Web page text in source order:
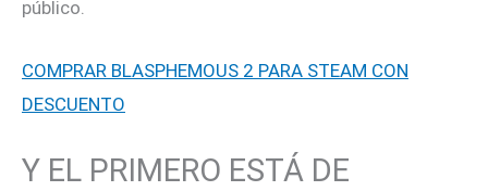
público.
COMPRAR BLASPHEMOUS 2 PARA STEAM CON
DESCUENTO
Y EL PRIMERO ESTÁ DE